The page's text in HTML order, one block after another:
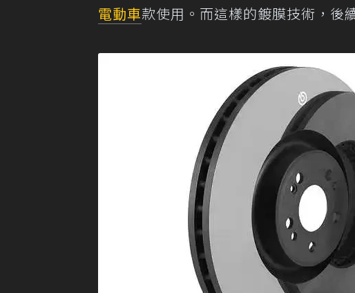
電動車款使用。而這樣的鍍膜技術，後